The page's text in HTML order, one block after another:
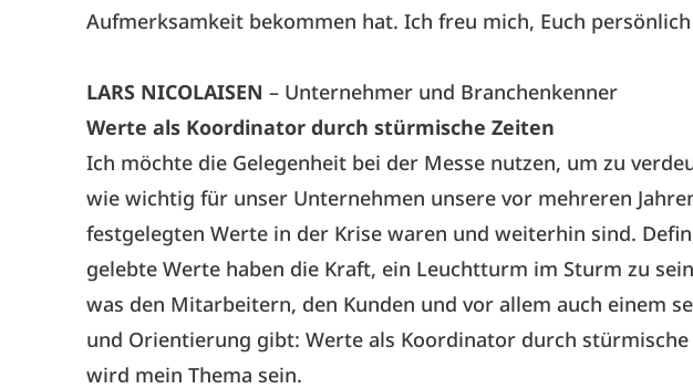
Aufmerksamkeit bekommen hat. Ich freu mich, Euch
LARS NICOLAISEN – Unternehmer und Branchenkenner
Werte als Koordinator durch stürmische Zeiten
Ich möchte die Gelegenheit bei der Messe nutzen, um zu
wie wichtig für unser Unternehmen unsere vor mehreren
festgelegten Werte in der Krise waren und weiterhin sind.
gelebte Werte haben die Kraft, ein Leuchtturm im Sturm zu
was den Mitarbeitern, den Kunden und vor allem auch einem
und Orientierung gibt: Werte als Koordinator durch stürmische
wird mein Thema sein.